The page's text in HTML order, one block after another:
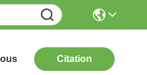
Citation